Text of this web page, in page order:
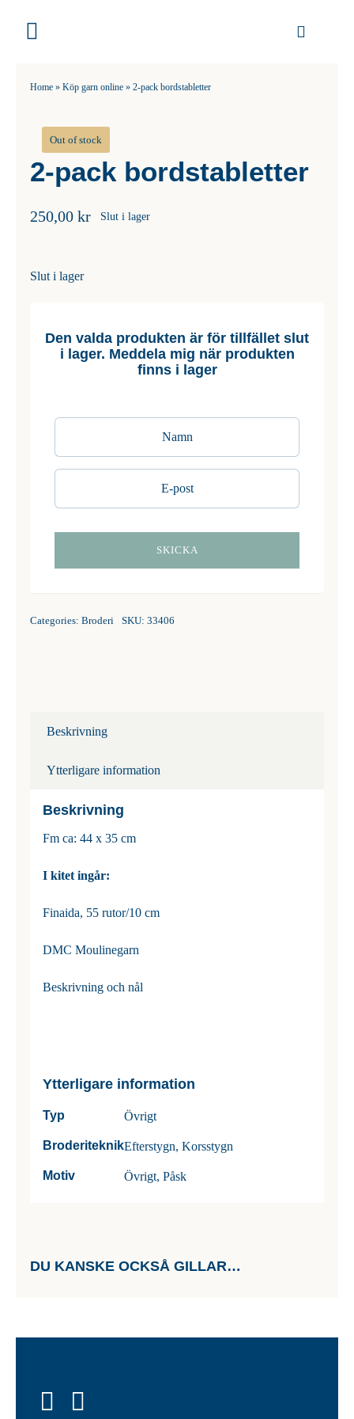
Toggle
Garn
Stickor
Virknålar
Mönster
Home» Köp garn online» 2-pack bordstabletter
Out of stock
2-pack bordstabletter
250,00 kr Slut i lager
Slut i lager
Den valda produkten är för tillfället slut
i lager. Meddela mig när produkten
finns i lager
Categories: Broderi SKU: 33406
Beskrivning
Ytterligare information
Beskrivning
Fm ca: 44 x 35 cm
I kitet ingår:
Finaida, 55 rutor/10 cm
DMC Moulinegarn
Beskrivning och nål
Ytterligare information
Typ Övrigt
BroderiteknikEfterstygn, Korsstygn
Motiv Övrigt, Påsk
DU KANSKE OCKSÅ GILLAR…